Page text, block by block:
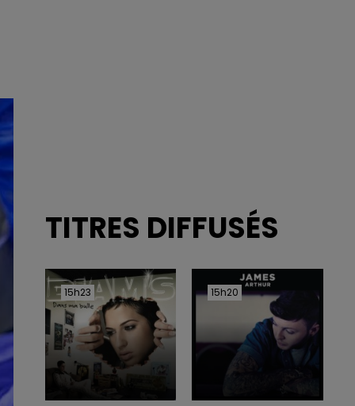
TITRES DIFFUSÉS
15h23
15h23 15h20
15h20